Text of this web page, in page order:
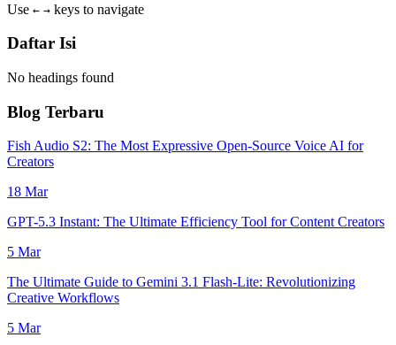
Use ← → keys to navigate
Daftar Isi
No headings found
Blog Terbaru
Fish Audio S2: The Most Expressive Open-Source Voice AI for
Creators
18 Mar
GPT-5.3 Instant: The Ultimate Efficiency Tool for Content Creators
5 Mar
The Ultimate Guide to Gemini 3.1 Flash-Lite: Revolutionizing
Creative Workflows
5 Mar